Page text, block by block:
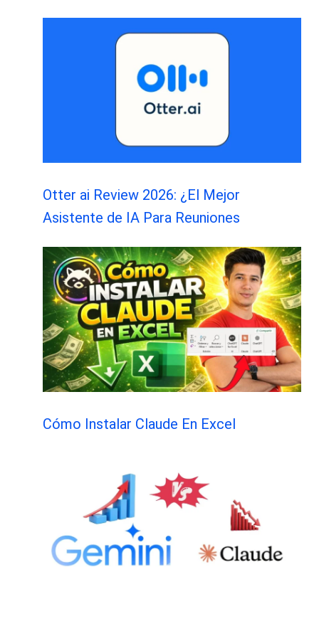
Otter ai Review 2026: ¿El Mejor
Asistente de IA Para Reuniones
Cómo Instalar Claude En Excel